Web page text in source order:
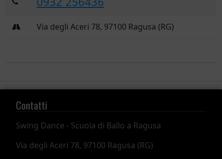
Via degli Aceri 78, 97100 Ragusa (RG)
Contatti
Swing Dance - Scuola di Ballo a Ragusa
Via degli Aceri 78, 97100 Ragusa (RG)